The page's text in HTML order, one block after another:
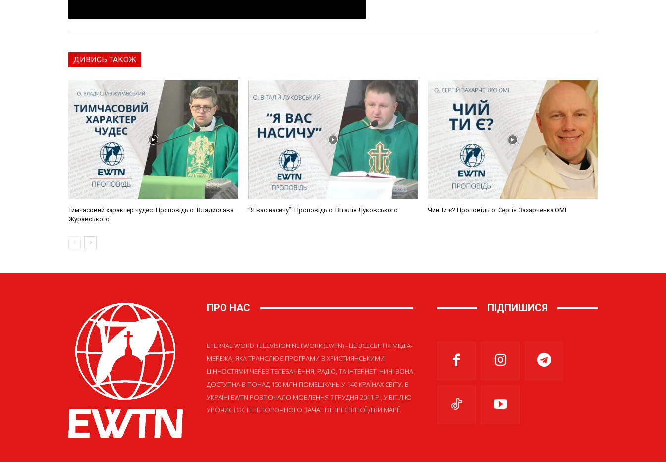
ПРО НАС
ETERNAL WORD TELEVISION NETWORK (EWTN) - ЦЕ ВСЕСВІТНЯ МЕДІА-
МЕРЕЖА, ЯКА ТРАНСЛЮЄ ПРОГРАМИ З ХРИСТИЯНСЬКИМИ
ЦІННОСТЯМИ ЧЕРЕЗ ТЕЛЕБАЧЕННЯ, РАДІО, ТА ІНТЕРНЕТ. НИНІ ВОНА
ДОСТУПНА В ПОНАД 150 МЛН ПОМЕШКАНЬ У 140 КРАЇНАХ СВІТУ. В
УКРАЇНІ EWTN РОЗПОЧАЛО МОВЛЕННЯ 7 ГРУДНЯ 2011 Р., У ВІГІЛІЮ
УРОЧИСТОСТІ НЕПОРОЧНОГО ЗАЧАТТЯ ПРЕСВЯТОЇ ДІВИ МАРІЇ.
ПІДПИШИСЯ